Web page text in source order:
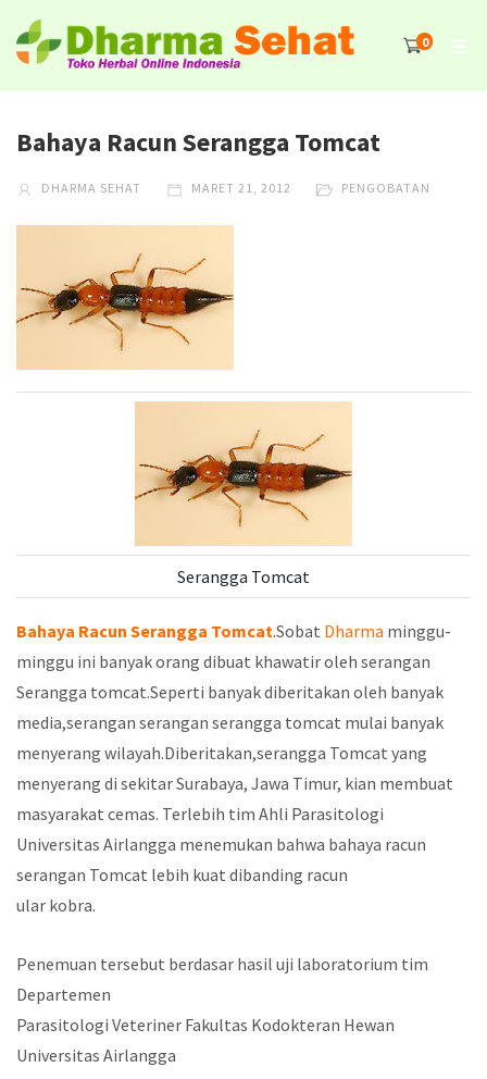
0
Bahaya Racun Serangga Tomcat
DHARMA SEHAT MARET 21, 2012 PENGOBATAN
Serangga Tomcat
Bahaya Racun Serangga Tomcat.Sobat Dharma minggu-
minggu ini banyak orang dibuat khawatir oleh serangan
Serangga tomcat.Seperti banyak diberitakan oleh banyak
media,serangan serangan serangga tomcat mulai banyak
menyerang wilayah.Diberitakan,serangga Tomcat yang
menyerang di sekitar Surabaya, Jawa Timur, kian membuat
masyarakat cemas. Terlebih tim Ahli Parasitologi
Universitas Airlangga menemukan bahwa bahaya racun
serangan Tomcat lebih kuat dibanding racun
ular kobra.
Penemuan tersebut berdasar hasil uji laboratorium tim
Departemen
Parasitologi Veteriner Fakultas Kodokteran Hewan
Universitas Airlangga